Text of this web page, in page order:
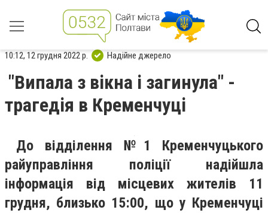
10:12, 12 грудня 2022 р. Надійне джерело
"Випала з вікна і загинула" -
трагедія в Кременчуці
До відділення №1 Кременчуцького
райуправління поліції надійшла
інформація від місцевих жителів 11
грудня, близько 15:00, що у Кременчуці